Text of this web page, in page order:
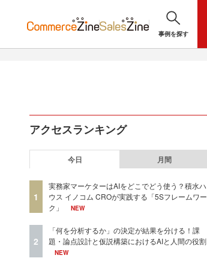
事例を探す
アクセスランキング
今日 月間
1
実務家マーケターはAIをどこでどう使う？積水ハ
ウス イノコム CROが実践する「5Sフレームワー
ク」
NEW
2
「何を分析するか」の決定が結果を分ける！課
題・論点設計と仮説構築におけるAIと人間の役割
NEW